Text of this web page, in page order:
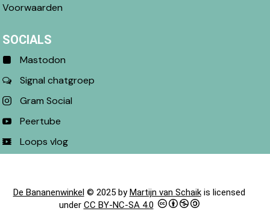
Voorwaarden
SOCIALS
Mastodon
Signal chatgroep
Gram Social
Peertube
Loops vlog
De Bananenwinkel © 2025 by Martijn van Schaikis licensed
under CC BY-NC-SA 4.0